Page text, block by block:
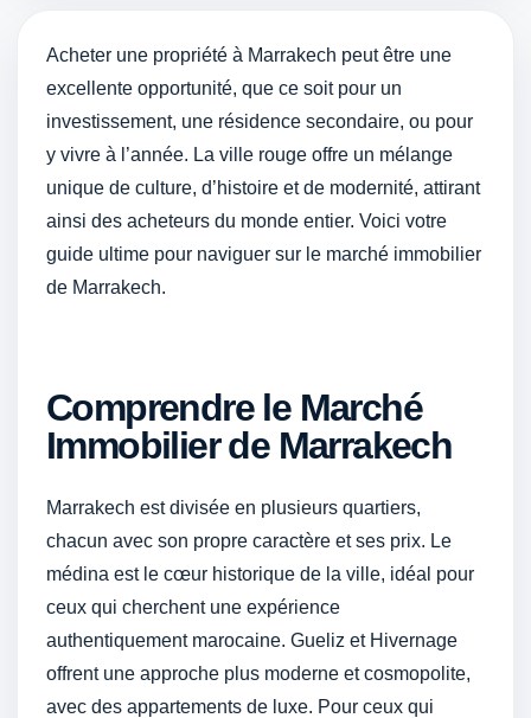
Acheter une propriété à Marrakech peut être une
excellente opportunité, que ce soit pour un
investissement, une résidence secondaire, ou pour
y vivre à l’année. La ville rouge offre un mélange
unique de culture, d’histoire et de modernité, attirant
ainsi des acheteurs du monde entier. Voici votre
guide ultime pour naviguer sur le marché immobilier
de Marrakech.
Comprendre le Marché
Immobilier de Marrakech
Marrakech est divisée en plusieurs quartiers,
chacun avec son propre caractère et ses prix. Le
médina est le cœur historique de la ville, idéal pour
ceux qui cherchent une expérience
authentiquement marocaine. Gueliz et Hivernage
offrent une approche plus moderne et cosmopolite,
avec des appartements de luxe. Pour ceux qui